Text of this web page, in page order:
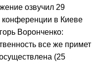
озвучил 29
в Киеве
Воронченко:
все же примет
(25